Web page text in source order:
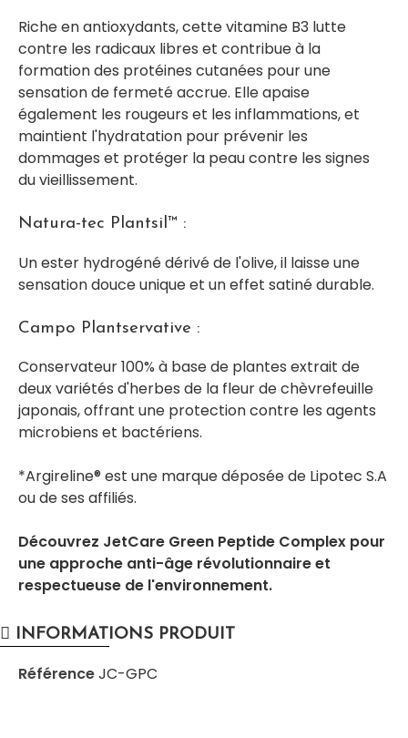
Riche en antioxydants, cette vitamine B3 lutte
contre les radicaux libres et contribue à la
formation des protéines cutanées pour une
sensation de fermeté accrue. Elle apaise
également les rougeurs et les inflammations, et
maintient l'hydratation pour prévenir les
dommages et protéger la peau contre les signes
du vieillissement.
Natura-tec Plantsil™ :
Un ester hydrogéné dérivé de l'olive, il laisse une
sensation douce unique et un effet satiné durable.
Campo Plantservative :
Conservateur 100% à base de plantes extrait de
deux variétés d'herbes de la fleur de chèvrefeuille
japonais, offrant une protection contre les agents
microbiens et bactériens.
*Argireline® est une marque déposée de Lipotec S.A
ou de ses affiliés.
Découvrez JetCare Green Peptide Complex pour
une approche anti-âge révolutionnaire et
respectueuse de l'environnement.
INFORMATIONS PRODUIT
RéférenceJC-GPC